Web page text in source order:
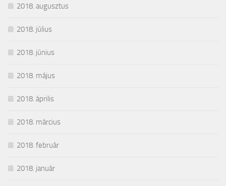
2018. augusztus
2018. július
2018. június
2018. május
2018. április
2018. március
2018. február
2018. január